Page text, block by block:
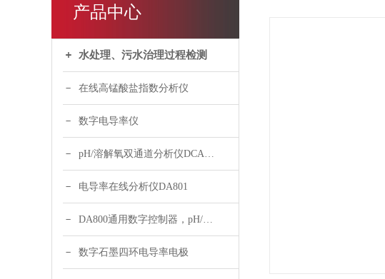
产品中心
水处理、污水治理过程检测
在线高锰酸盐指数分析仪
数字电导率仪
pH/溶解氧双通道分析仪DCA120
电导率在线分析仪DA801
DA800通用数字控制器，pH/DO/ORP多参数
数字石墨四环电导率电极